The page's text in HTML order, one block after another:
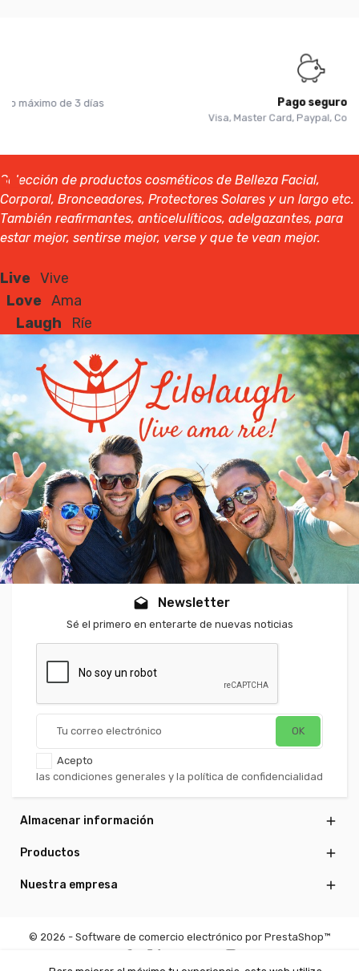
Visa, Master Card, Paypal, Contrarrembolso
Selección de productos cosméticos de Belleza Facial,
Corporal, Bronceadores, Protectores Solares y un largo etc.
También reafirmantes, anticelulíticos, adelgazantes, para
estar mejor, sentirse mejor, verse y que te vean mejor.
Live Vive
Love Ama
Laugh Ríe
drafts Newsletter
Sé el primero en enterarte de nuevas noticias
Acepto
las condiciones generales y la política de confidencialidad
Almacenar información 
Productos 
Nuestra empresa 
© 2026 - Software de comercio electrónico por PrestaShop™